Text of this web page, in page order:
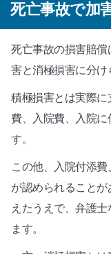
死亡事故で加
死亡事故の損害賠
害と消極損害に分け
積極損害とは実際
費、入院費、入院に
す。
この他、入院付添
が認められること
えたうえで、弁護
ます。